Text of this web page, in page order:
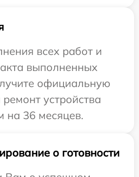
всех работ и
выполненных
официальную
устройства
на 36 месяцев.
о готовности